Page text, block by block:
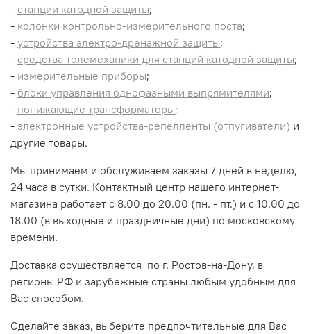
- станции катодной защиты;
- колонки контрольно-измерительного поста;
- устройства электро-дренажной защиты;
- средства телемеханики для станций катодной защиты;
- измерительные приборы;
- блоки управления однофазными выпрямителями;
- понижающие трансформаторы;
- электронные устройства-репелленты (отпугиватели) и
другие товары.
Мы принимаем и обслуживаем заказы 7 дней в неделю,
24 часа в сутки. Контактный центр нашего интернет-
магазина работает с 8.00 до 20.00 (пн. - пт.) и с 10.00 до
18.00 (в выходные и праздничные дни) по московскому
времени.
Доставка осуществляется по г. Ростов-на-Дону, в
регионы РФ и зарубежные страны любым удобным для
Вас способом.
Сделайте заказ, выберите предпочтительные для Вас